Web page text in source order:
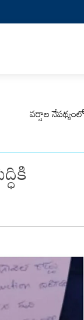
వర్షాల నేపథ్యంలో